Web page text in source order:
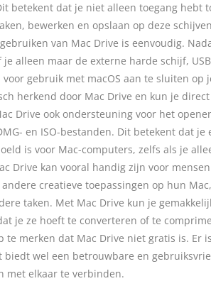
betekent dat je niet alleen toegang hebt
bewerken en opslaan op deze
van Mac Drive is eenvoudig.
alleen maar de externe harde schijf,
gebruik met macOS aan te sluiten op
herkend door Mac Drive en kun je
Drive ook ondersteuning voor het
en ISO-bestanden. Dit betekent dat
is voor Mac-computers, zelfs als je
Drive kan vooral handig zijn voor
creatieve toepassingen op hun
taken. Met Mac Drive kun je
je ze hoeft te converteren of te
te merken dat Mac Drive niet gratis is. Er
biedt wel een betrouwbare en
met elkaar te verbinden.